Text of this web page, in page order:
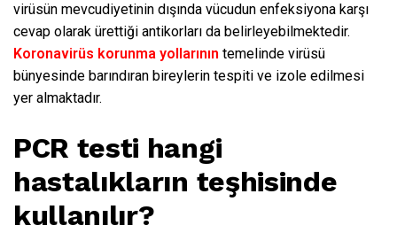
virüsün mevcudiyetinin dışında vücudun enfeksiyona karşı
cevap olarak ürettiği antikorları da belirleyebilmektedir.
Koronavirüs korunma yollarının temelinde virüsü
bünyesinde barındıran bireylerin tespiti ve izole edilmesi
yer almaktadır.
PCR testi hangi
hastalıkların teşhisinde
kullanılır?